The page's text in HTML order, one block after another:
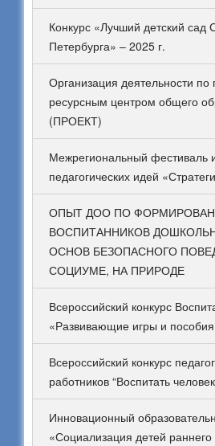
Конкурс «Лучший детский сад
Петербурга» – 2025 г.
Организация деятельности
ресурсным центром общего
(ПРОЕКТ)
Межрегиональный фестиваль
педагогических идей
ОПЫТ ДОО ПО
ВОСПИТАННИКОВ
ОСНОВ БЕЗОПАСНОГО
СОЦИУМЕ, НА ПРИРОДЕ
Всероссийский конкурс
«Развивающие игры и
Всероссийский конкурс
работников “Воспитать
Инновационный
«Социализация детей